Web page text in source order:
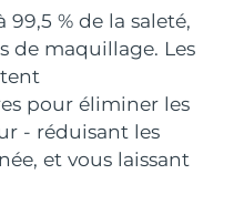
% de la saleté,
de maquillage. Les
pour éliminer les
- réduisant les
et vous laissant
Livraison estimée 8/11/26
Livraison estimée8/11/26